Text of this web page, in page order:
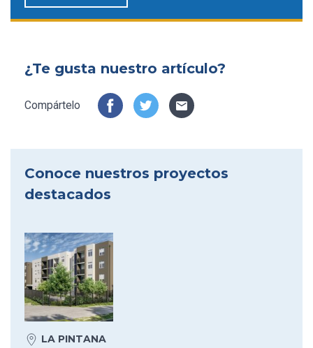
Conoce nuestros proyectos
destacados
LA PINTANA
¿Te gusta nuestro artículo?
Compártelo